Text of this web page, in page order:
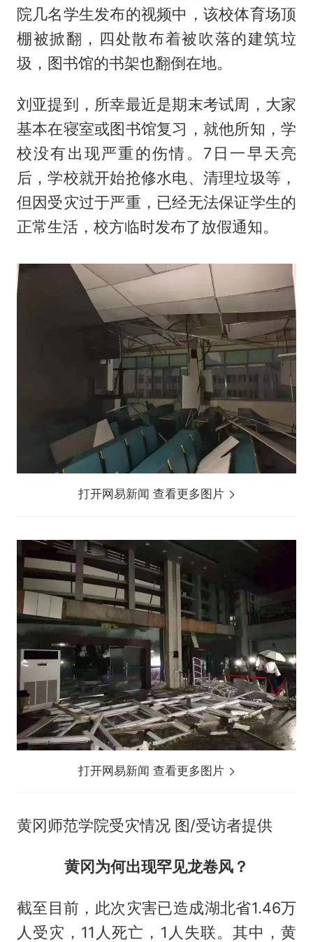
院几名学生发布的视频中，该校体育场顶
棚被掀翻，四处散布着被吹落的建筑垃
圾，图书馆的书架也翻倒在地。
刘亚提到，所幸最近是期末考试周，大家
基本在寝室或图书馆复习，就他所知，学
校没有出现严重的伤情。7日一早天亮
后，学校就开始抢修水电、清理垃圾等，
但因受灾过于严重，已经无法保证学生的
正常生活，校方临时发布了放假通知。
打开网易新闻 查看更多图片
打开网易新闻 查看更多图片
黄冈师范学院受灾情况 图/受访者提供
黄冈为何出现罕见龙卷风？
截至目前，此次灾害已造成湖北省1.46万
人受灾，11人死亡，1人失联。其中，黄